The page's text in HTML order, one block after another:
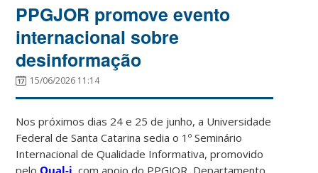
PPGJOR promove evento
internacional sobre
desinformação
15/06/2026 11:14
Nos próximos dias 24 e 25 de junho, a Universidade
Federal de Santa Catarina sedia o 1º Seminário
Internacional de Qualidade Informativa, promovido
peloQual-i, com apoio do PPGJOR, Departamento